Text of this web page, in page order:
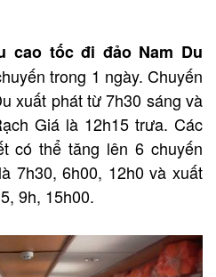
cao tốc đi đảo Nam Du
trong 1 ngày. Chuyến
xuất phát từ 7h30 sáng và
Giá là 12h15 trưa. Các
có thể tăng lên 6 chuyến
7h30, 6h00, 12h0 và xuất
9h, 15h00.